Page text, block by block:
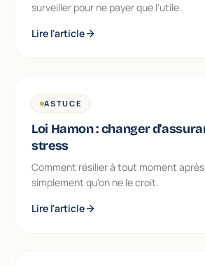
surveiller pour ne payer que l'utile.
Lire l'article
ASTUCE
Loi Hamon : changer
stress
Comment résilier à tout moment
simplement qu'on ne le croit.
Lire l'article